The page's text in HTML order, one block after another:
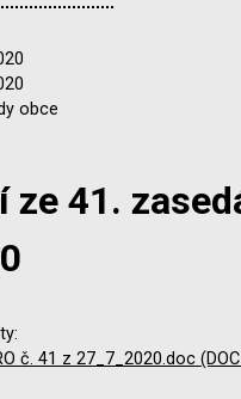
obce
ze 41.
č. 41 z 27_7_2020.doc